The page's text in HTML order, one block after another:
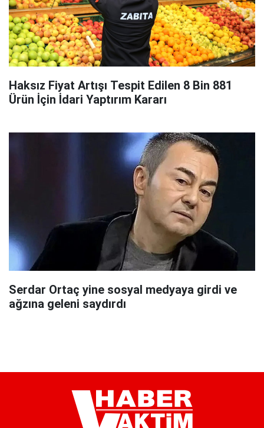
Haksız Fiyat Artışı Tespit Edilen 8 Bin 881
Ürün İçin İdari Yaptırım Kararı
Serdar Ortaç yine sosyal medyaya girdi ve
ağzına geleni saydırdı